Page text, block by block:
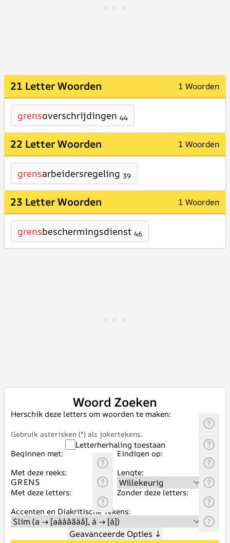
21 Letter Woorden 1 Woorden
grensoverschrijdingen 44
22 Letter Woorden 1 Woorden
grensarbeidersregeling 39
23 Letter Woorden 1 Woorden
grensbeschermingsdienst 46
Woord Zoeken
Herschik deze letters om woorden te maken:
Gebruik asterisken (*) als jokertekens.
Letterherhaling toestaan
Beginnen met:
Eindigen op:
Met deze reeks:
Lengte:
Met deze letters:
Zonder deze letters:
Accenten en Diakritische Tekens:
Geavanceerde Opties ↓